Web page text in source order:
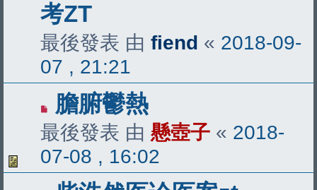
考ZT
最後發表 由 fiend « 2018-09-
07 , 21:21
膽腑鬱熱
最後發表 由 懸壺子 « 2018-
07-08 , 16:02